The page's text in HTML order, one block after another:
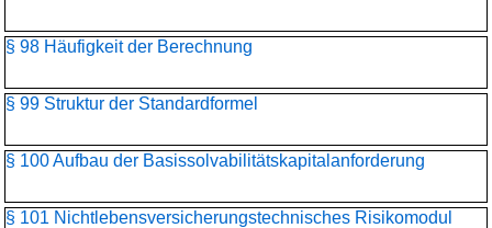
§ 98 Häufigkeit der Berechnung
§ 99 Struktur der Standardformel
§ 100 Aufbau der Basissolvabilitätskapital­anforderung
§ 101 Nichtlebensversicherungs­technisches Risikomodul